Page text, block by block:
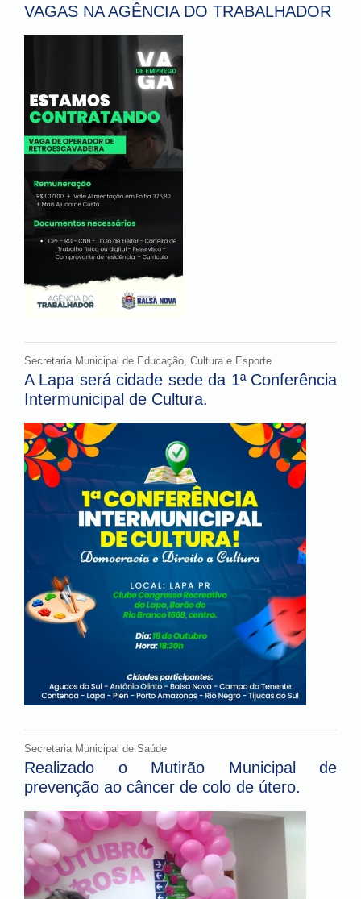
VAGAS NA AGÊNCIA DO TRABALHADOR
Secretaria Municipal de Educação, Cultura e Esporte
A Lapa será cidade sede da 1ª Conferência
Intermunicipal de Cultura.
Secretaria Municipal de Saúde
Realizado o Mutirão Municipal de
prevenção ao câncer de colo de útero.